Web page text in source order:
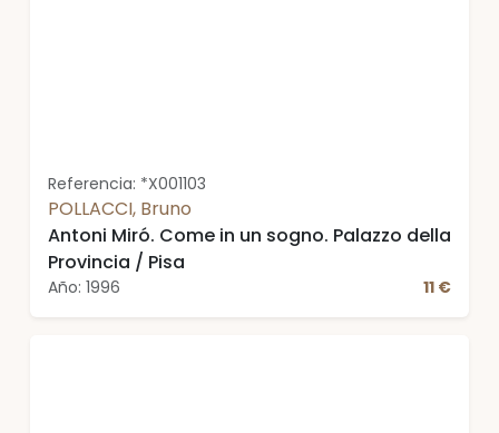
Referencia: *X001103
POLLACCI, Bruno
Antoni Miró. Come in un sogno. Palazzo della
Provincia / Pisa
Año: 1996 11 €